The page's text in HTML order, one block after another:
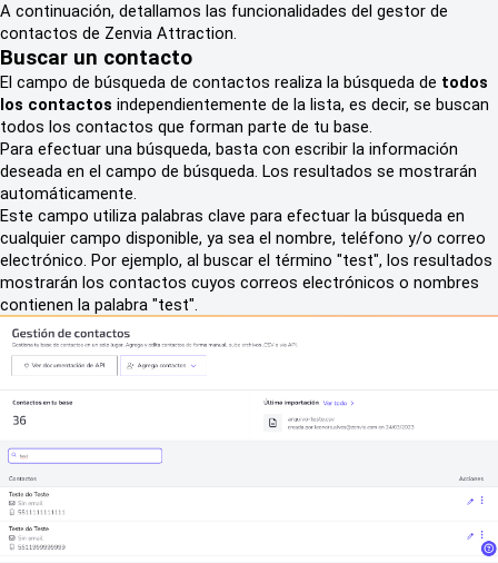
A continuación, detallamos las funcionalidades del gestor de
contactos de Zenvia Attraction.
Buscar un contacto
El campo de búsqueda de contactos realiza la búsqueda de todos
los contactos independientemente de la lista, es decir, se buscan
todos los contactos que forman parte de tu base.
Para efectuar una búsqueda, basta con escribir la información
deseada en el campo de búsqueda. Los resultados se mostrarán
automáticamente.
Este campo utiliza palabras clave para efectuar la búsqueda en
cualquier campo disponible, ya sea el nombre, teléfono y/o correo
electrónico. Por ejemplo, al buscar el término "test", los resultados
mostrarán los contactos cuyos correos electrónicos o nombres
contienen la palabra "test".